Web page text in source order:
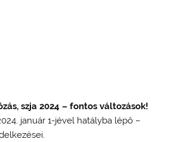
szja 2024 – fontos változások!
január 1-jével hatályba lépő –